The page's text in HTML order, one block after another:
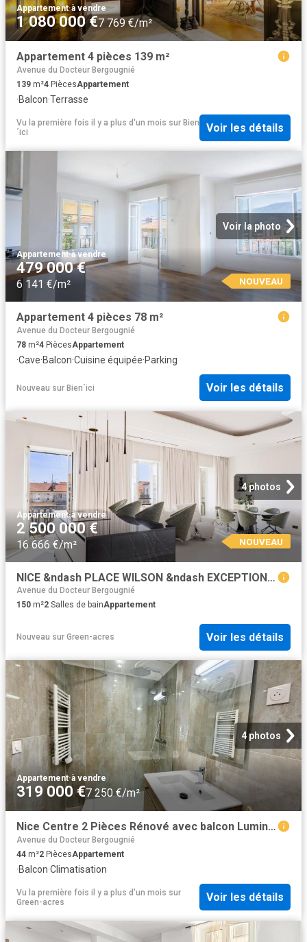
Appartement·à vendre
1 080 000 €7 769 €/m²
Appartement 4 pièces 139 m²
Avenue du Docteur Bergougnié
139 m²4 PiècesAppartement
·Balcon·Terrasse
Vu la première fois il y a plus d'un mois sur Bien
´ici
Voir les détails
Voir la photo
Appartement·à vendre
479 000 €
6 141 €/m² NOUVEAU
Appartement 4 pièces 78 m²
Avenue du Docteur Bergougnié
78 m²4 PiècesAppartement
·Cave·Balcon·Cuisine équipée·Parking
Nouveau sur Bien´ici Voir les détails
4 photos
Appartement·à vendre
2 500 000 €
16 666 €/m² NOUVEAU
NICE &ndash PLACE WILSON &ndash EXCEPTIONAL APARTMENT 150m² Nice
Avenue du Docteur Bergougnié
150 m²2 Salles de bainAppartement
Nouveau sur Green-acres Voir les détails
4 photos
Appartement·à vendre
319 000 €7 250 €/m²
Nice Centre 2 Pièces Rénové avec balcon Lumineux Étage Élevé. 44m² Nice
Avenue du Docteur Bergougnié
44 m²2 PiècesAppartement
·Balcon·Climatisation
Vu la première fois il y a plus d'un mois sur
Green-acres
Voir les détails